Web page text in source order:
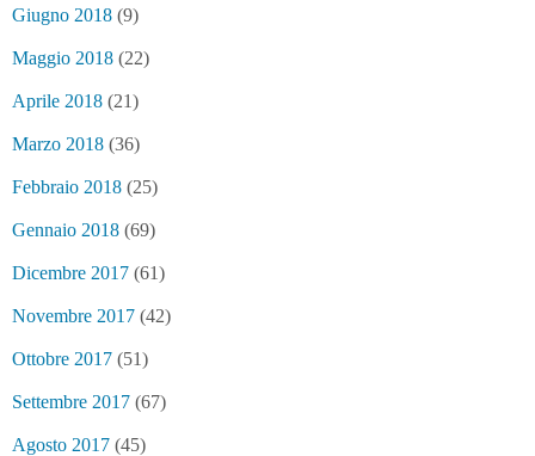
Giugno 2018 (9)
Maggio 2018 (22)
Aprile 2018 (21)
Marzo 2018 (36)
Febbraio 2018 (25)
Gennaio 2018 (69)
Dicembre 2017 (61)
Novembre 2017 (42)
Ottobre 2017 (51)
Settembre 2017 (67)
Agosto 2017 (45)